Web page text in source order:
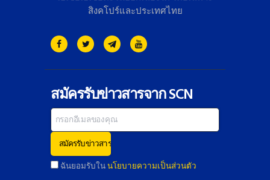
สิงคโปร์และประเทศไทย
สมัครรับข่าวสารจาก SCN
ฉันยอมรับในนโยบายความเป็นส่วนตัว